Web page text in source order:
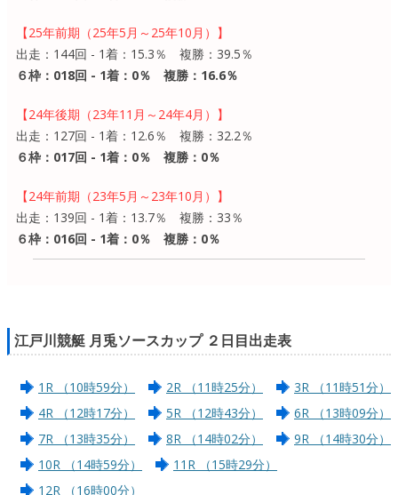
【25年前期（25年5月～25年10月）】
出走：144回 - 1着：15.3％ 複勝：39.5％
６枠：018回 - 1着：0％ 複勝：16.6％
【24年後期（23年11月～24年4月）】
出走：127回 - 1着：12.6％ 複勝：32.2％
６枠：017回 - 1着：0％ 複勝：0％
【24年前期（23年5月～23年10月）】
出走：139回 - 1着：13.7％ 複勝：33％
６枠：016回 - 1着：0％ 複勝：0％
江戸川競艇 月兎ソースカップ ２日目出走表
1R （10時59分） 2R （11時25分）
3R （11時51分）
4R （12時17分）
5R （12時43分）
6R （13時09分）
7R （13時35分）
8R （14時02分）
9R （14時30分）
10R （14時59分）
11R （15時29分）
12R （16時00分）